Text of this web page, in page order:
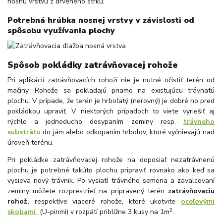
Potrebná hrúbka nosnej vrstvy v závislosti od
spôsobu využívania plochy
Spôsob pokládky zatrávňovacej rohože
Pri aplikácií zatrávňovacích rohoží nie je nutné očistiť terén od
mačiny. Rohože sa pokladajú priamo na existujúcu trávnatú
plochu. V prípade, že terén je hrboľatý (nerovný) je dobré ho pred
pokládkou upraviť. V niektorých prípadoch to viete vyriešiť aj
rýchlo a jednoducho dosypaním zeminy resp. trávneho
substrátu do jám alebo odkopaním hrbolov, ktoré vyčnievajú nad
úroveň terénu.
Pri pokládke zatrávňovacej rohože na doposiaľ nezatrávnenú
plochu je potrebné takúto plochu pripraviť rovnako ako keď sa
vysieva nový trávnik. Po vysiatí trávného semena a zavalcovaní
zeminy môžete rozprestrieť na pripravený terén zatrávňovaciu
rohož, respektíve viaceré rohože, ktoré ukotvite oceľovými
skobami (U-pinmi) v rozpätí približne 3 kusy na 1m2.